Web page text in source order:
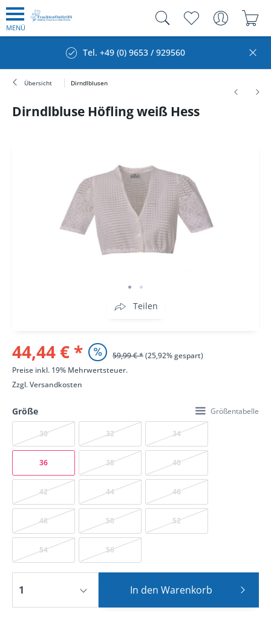
MENÜ
Tel. +49 (0) 9653 / 929560
Übersicht Dirndlblusen
Dirndlbluse Höfling weiß Hess
Teilen
44,44 € * 59,99 € *(25,92% gespart)
Preise inkl. 19% Mehrwertsteuer.
Zzgl.Versandkosten
Größe Größentabelle
30 32 34
36 38 40
42 44 46
48 50 52
54 56
In den Warenkorb